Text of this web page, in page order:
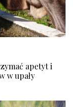
apetyt i
w upały